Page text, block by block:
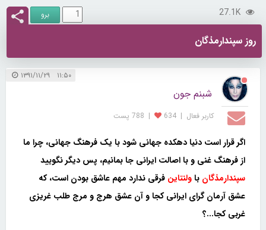
27.1K
روز سپندارمذگان
۱۱:۵۰ ۱۳۹۱/۱۱/۲۹
شبنم جون
کاربر فعال |
634
| 788 پست
اگر قرار است دنیا دهکده جهانی شود با یک فرهنگ جهانی، چرا ما
از فرهنگ غنی و با اصالت ایرانی جا بمانیم، پس دیگر نگویید
سپندارمذگان باولنتاین فرقی ندارد مهم عاشق بودن است، که
عشق آرمان گرای ایرانی کجا و آن عشق هرج و مرج طلب غریزی
غربی کجا...؟